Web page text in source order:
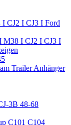
CJ2 I CJ3 I Ford
M38 I CJ2 I CJ3 I
Trailer Anhänger
3B 48-68
C101 C104